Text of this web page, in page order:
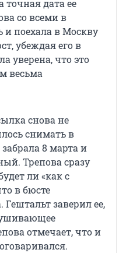
точная дата ее
со всеми в
и поехала в Москву
убеждая его в
уверена, что это
весьма
снова не
снимать в
8 марта и
Трепова сразу
ли «как с
в бюсте
заверил ее,
отмечает, что и